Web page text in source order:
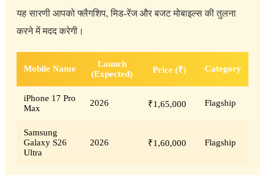
यह सारणी आपको फ्लैगशिप, मिड-रेंज और बजट मोबाइल्स की तुलना
करने में मदद करेगी।
Mobile Name
Launch
(Expected)
Price (₹) Category
iPhone 17 Pro
Max
2026 ₹1,65,000 Flagship
Samsung
Galaxy S26
Ultra
2026 ₹1,60,000 Flagship